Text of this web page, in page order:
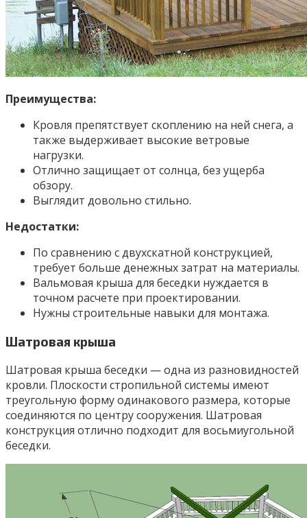
Преимущества:
Кровля препятствует скоплению на ней снега, а
также выдерживает высокие ветровые
нагрузки.
Отлично защищает от солнца, без ущерба
обзору.
Выглядит довольно стильно.
Недостатки:
По сравнению с двухскатной конструкцией,
требует больше денежных затрат на материалы.
Вальмовая крыша для беседки нуждается в
точном расчете при проектировании.
Нужны строительные навыки для монтажа.
Шатровая крыша
Шатровая крыша беседки — одна из разновидностей
кровли. Плоскости стропильной системы имеют
треугольную форму одинакового размера, которые
соединяются по центру сооружения. Шатровая
конструкция отлично подходит для восьмиугольной
беседки.